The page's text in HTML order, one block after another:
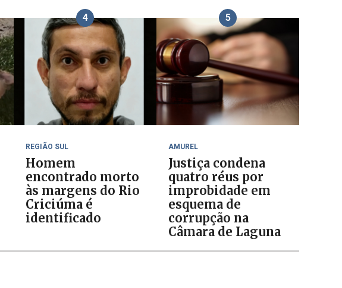
4
REGIÃO SUL
Homem
encontrado morto
às margens do Rio
Criciúma é
identificado
5
AMUREL
Justiça condena
quatro réus por
improbidade em
esquema de
corrupção na
Câmara de Laguna